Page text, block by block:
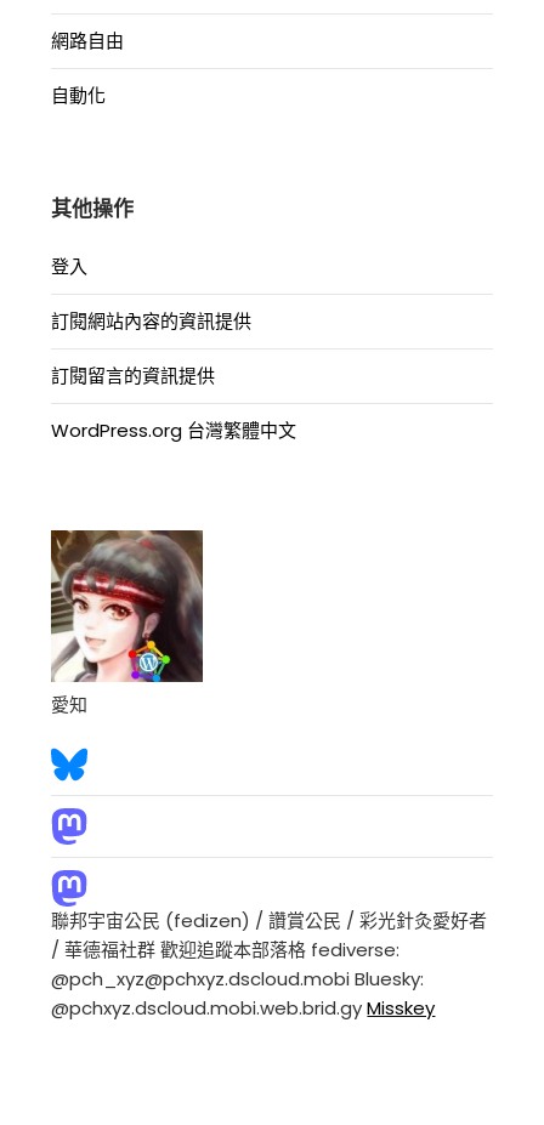
網路自由
自動化
其他操作
登入
訂閱網站內容的資訊提供
訂閱留言的資訊提供
WordPress.org 台灣繁體中文
愛知
聯邦宇宙公民 (fedizen) / 讚賞公民 / 彩光針灸愛好者
/ 華德福社群 歡迎追蹤本部落格 fediverse:
@pch_xyz@pchxyz.dscloud.mobi Bluesky:
@pchxyz.dscloud.mobi.web.brid.gyMisskey